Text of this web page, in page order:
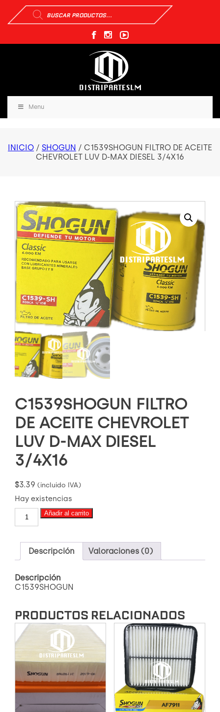
Búsqueda
de
productos
Menu
INICIO / SHOGUN / C1539SHOGUN FILTRO DE ACEITE
CHEVROLET LUV D-MAX DIESEL 3/4X16
C1539SHOGUN FILTRO
DE ACEITE CHEVROLET
LUV D-MAX DIESEL
3/4X16
$3.39 (incluido IVA)
Hay existencias
C1539SHOGUN
FILTRO
ACEITE
CHEVROLET
LUV
MAX
DIESEL
Añadir al carrito
Descripción Valoraciones (0)
Descripción
C1539SHOGUN
PRODUCTOS RELACIONADOS